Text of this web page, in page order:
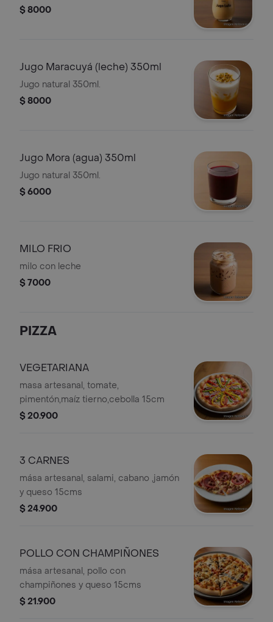
$ 8000
Jugo Maracuyá (leche) 350ml
Jugo natural 350ml.
$ 8000
Jugo Mora (agua) 350ml
Jugo natural 350ml.
$ 6000
MILO FRIO
milo con leche
$ 7000
PIZZA
VEGETARIANA
masa artesanal, tomate,
pimentón,maíz tierno,cebolla 15cm
$ 20.900
3 CARNES
mása artesanal, salami, cabano ,jamón
y queso 15cms
$ 24.900
POLLO CON CHAMPIÑONES
mása artesanal, pollo con
champiñones y queso 15cms
$ 21.900